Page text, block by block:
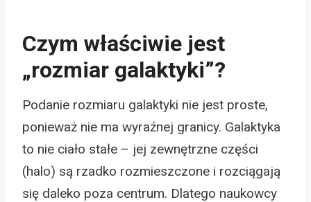
Czym właściwie jest
„rozmiar galaktyki”?
Podanie rozmiaru galaktyki nie jest proste,
ponieważ nie ma wyraźnej granicy. Galaktyka
to nie ciało stałe – jej zewnętrzne części
(halo) są rzadko rozmieszczone i rozciągają
się daleko poza centrum. Dlatego naukowcy